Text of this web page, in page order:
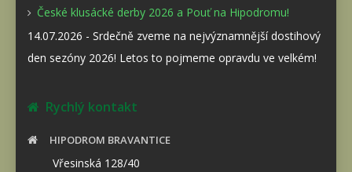
České klusácké derby 2026 a Pouť na Hipodromu!
14.07.2026 - Srdečně zveme na nejvýznamnější dostihový
den sezóny 2026! Letos to pojmeme opravdu ve velkém!
Rychlý kontakt
HIPODROM BRAVANTICE
Vřesinská 128/40